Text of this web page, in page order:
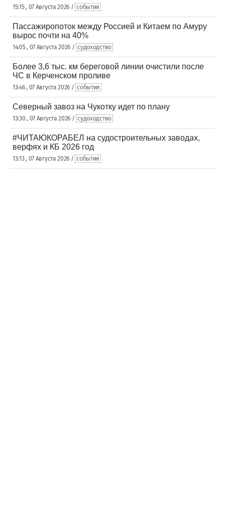
15:15 , 07 Августа 2026 / события
Пассажиропоток между Россией и Китаем по Амуру
вырос почти на 40%
14:05 , 07 Августа 2026 / судоходство
Более 3,6 тыс. км береговой линии очистили после
ЧС в Керченском проливе
13:46 , 07 Августа 2026 / события
Северный завоз на Чукотку идет по плану
13:30 , 07 Августа 2026 / судоходство
#ЧИТАЮКОРАБЕЛ на судостроительных заводах,
верфях и КБ 2026 год
13:13 , 07 Августа 2026 / события